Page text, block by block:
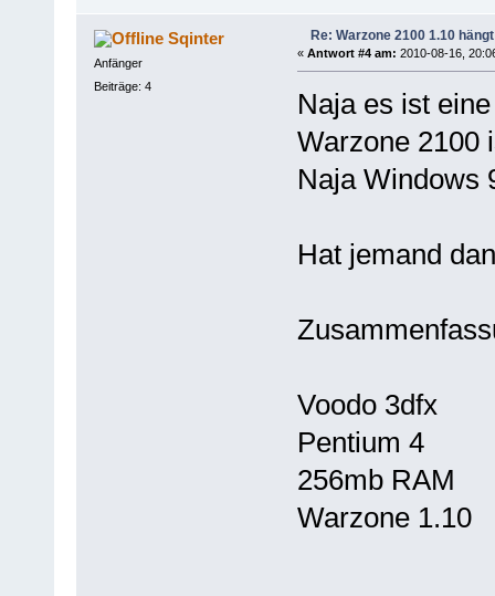
Sqinter
Anfänger
Beiträge: 4
Re: Warzone 2100 1.10 hängt
« Antwort #4 am: 2010-08-16,
Naja es ist
Warzone 2100
Naja Windows
Hat jemand
Voodo 3dfx
Pentium 4
256mb RAM
Warzone 1.10